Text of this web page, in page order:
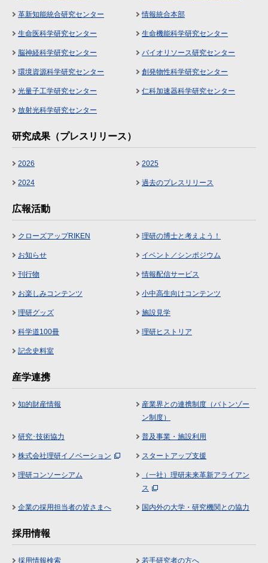
革新知能統合研究センター 情報統合本部
生命医科学研究センター 生命機能科学研究センター
脳神経科学研究センター バイオリソース研究センター
環境資源科学研究センター 創発物性科学研究センター
光量子工学研究センター 仁科加速器科学研究センター
放射光科学研究センター
研究成果（プレスリリース）
2026 2025
2024 過去のプレスリリース
広報活動
クローズアップRIKEN 理研の博士と考えよう！
お知らせ イベント／シンポジウム
刊行物 情報配信サービス
お楽しみコンテンツ 小中高生向けコンテンツ
理研グッズ 施設見学
科学道100冊 理研ヒストリア
記念史料室
産学連携
知的財産情報
産業界との連携制度（バトンゾー
ン制度）
研究･技術協力 普及事業・施設利用
株式会社理研イノベーション スタートアップ支援
理研コンソーシアム
（一社）理研未来革新アライアン
ス
企業の採用担当者の皆さまへ 国内外の大学・研究機関との協力
採用情報
採用情報検索 若手研究者の方へ